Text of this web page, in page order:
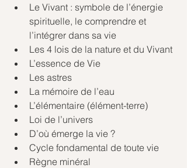
Le Vivant : symbole de l’énergie
spirituelle, le comprendre et
l’intégrer dans sa vie
Les 4 lois de la nature et du Vivant
L’essence de Vie
Les astres
La mémoire de l’eau
L’élémentaire (élément-terre)
Loi de l’univers
D’où émerge la vie ?
Cycle fondamental de toute vie
Règne minéral